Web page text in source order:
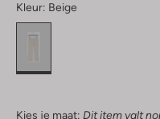
Kleur: Beige
Kies je maat: Dit item valt